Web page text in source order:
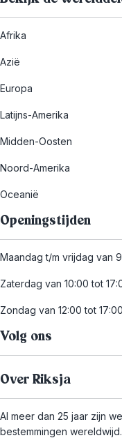
Afrika
Azië
Europa
Latijns-Amerika
Midden-Oosten
Noord-Amerika
Oceanië
Openingstijden
Maandag t/m vrijdag van
Zaterdag van 10:00 tot
Zondag van 12:00 tot
Volg ons
Over Riksja
Al meer dan 25 jaar zijn
bestemmingen